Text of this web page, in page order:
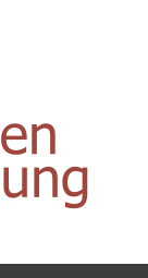
der Gymnasien in